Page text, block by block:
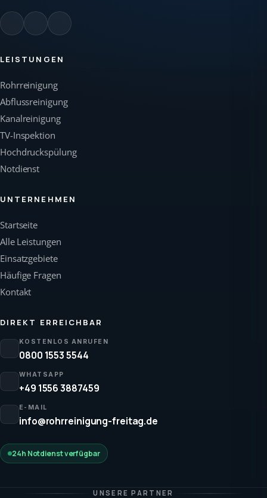
LEISTUNGEN
Rohrreinigung
Abflussreinigung
Kanalreinigung
TV-Inspektion
Hochdruckspülung
Notdienst
UNTERNEHMEN
Startseite
Alle Leistungen
Einsatzgebiete
Häufige Fragen
Kontakt
DIREKT ERREICHBAR
KOSTENLOS ANRUFEN
0800 1553 5544
WHATSAPP
+49 1556 3887459
E-MAIL
info@rohrreinigung-freitag.de
24h Notdienst verfügbar
UNSERE PARTNER